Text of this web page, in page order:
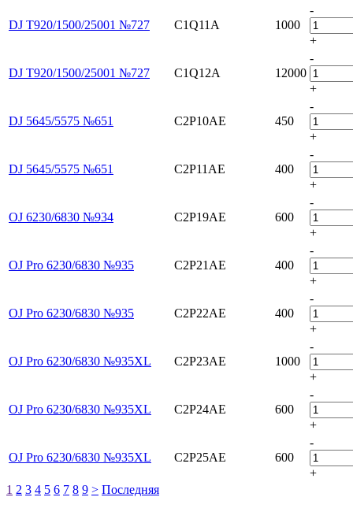
DJ T920/1500/25001 №727 C1Q11A 1000
-
+
DJ T920/1500/25001 №727 C1Q12A 12000
-
+
DJ 5645/5575 №651 C2P10AE 450
-
+
DJ 5645/5575 №651 C2P11AE 400
-
+
OJ 6230/6830 №934 C2P19AE 600
-
+
OJ Pro 6230/6830 №935 C2P21AE 400
-
+
OJ Pro 6230/6830 №935 C2P22AE 400
-
+
OJ Pro 6230/6830 №935XL C2P23AE 1000
-
+
OJ Pro 6230/6830 №935XL C2P24AE 600
-
+
OJ Pro 6230/6830 №935XL C2P25AE 600
-
+
1 2 3 4 5 6 7 8 9 > Последняя